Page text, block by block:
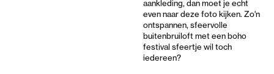
aankleding, dan moet je echt
even naar deze foto kijken. Zo'n
ontspannen, sfeervolle
buitenbruiloft met een boho
festival sfeertje wil toch
iedereen?